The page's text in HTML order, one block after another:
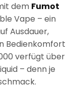
dem Fumot
Vape – ein
Ausdauer,
Bedienkomfort
verfügt über
– denn je